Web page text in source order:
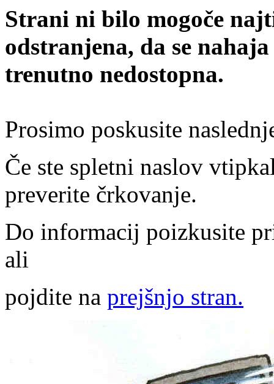
Strani ni bilo mogoče
odstranjena, da se
trenutno nedostopna.
Prosimo poskusite
Če ste spletni naslov
preverite črkovanje.
Do informacij poizkusite
ali
pojdite na prejšnjo stran.